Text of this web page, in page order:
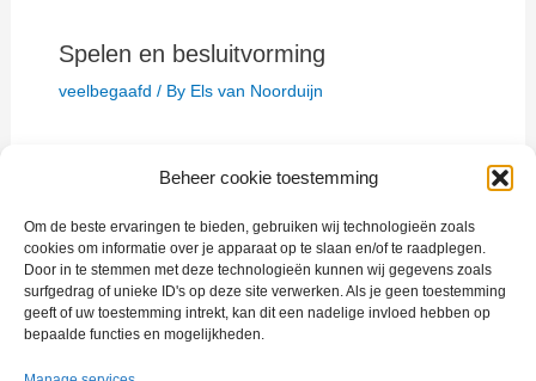
Beheer cookie toestemming
Om de beste ervaringen te bieden, gebruiken wij technologieën zoals
cookies om informatie over je apparaat op te slaan en/of te raadplegen.
Door in te stemmen met deze technologieën kunnen wij gegevens zoals
surfgedrag of unieke ID's op deze site verwerken. Als je geen toestemming
geeft of uw toestemming intrekt, kan dit een nadelige invloed hebben op
bepaalde functies en mogelijkheden.
Spelen en besluitvorming
veelbegaafd / By Els van Noorduijn
The program for multitalented people with the will to excel.